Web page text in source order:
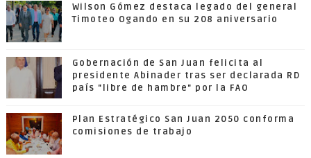
Wilson Gómez destaca legado del general
Timoteo Ogando en su 208 aniversario
Gobernación de San Juan felicita al
presidente Abinader tras ser declarada RD
país "libre de hambre" por la FAO
Plan Estratégico San Juan 2050 conforma
comisiones de trabajo